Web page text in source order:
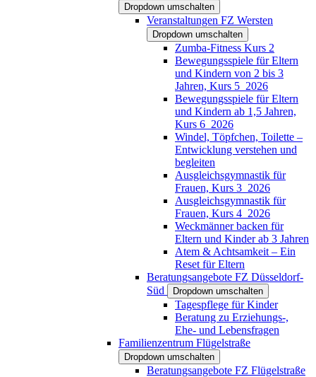
Dropdown umschalten
Veranstaltungen FZ Wersten
Dropdown umschalten
Zumba-Fitness Kurs 2
Bewegungsspiele für Eltern
und Kindern von 2 bis 3
Jahren, Kurs 5_2026
Bewegungsspiele für Eltern
und Kindern ab 1,5 Jahren,
Kurs 6_2026
Windel, Töpfchen, Toilette –
Entwicklung verstehen und
begleiten
Ausgleichsgymnastik für
Frauen, Kurs 3_2026
Ausgleichsgymnastik für
Frauen, Kurs 4_2026
Weckmänner backen für
Eltern und Kinder ab 3 Jahren
Atem & Achtsamkeit – Ein
Reset für Eltern
Beratungsangebote FZ Düsseldorf-
Süd
Dropdown umschalten
Tagespflege für Kinder
Beratung zu Erziehungs-,
Ehe- und Lebensfragen
Familienzentrum Flügelstraße
Dropdown umschalten
Beratungsangebote FZ Flügelstraße